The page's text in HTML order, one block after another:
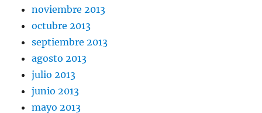
noviembre 2013
octubre 2013
septiembre 2013
agosto 2013
julio 2013
junio 2013
mayo 2013